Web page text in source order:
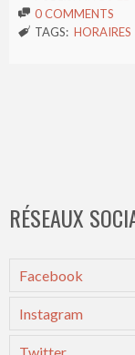
 0 COMMENTS
 TAGS: HORAIRES
RÉSEAUX
Facebook
Instagram